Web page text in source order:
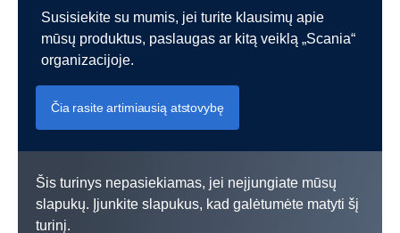
Susisiekite su mumis, jei turite klausimų apie
mūsų produktus, paslaugas ar kitą veiklą „Scania“
organizacijoje.
Čia rasite artimiausią atstovybę
Šis turinys nepasiekiamas, jei neįjungiate mūsų
slapukų. Įjunkite slapukus, kad galėtumėte matyti šį
turinį.